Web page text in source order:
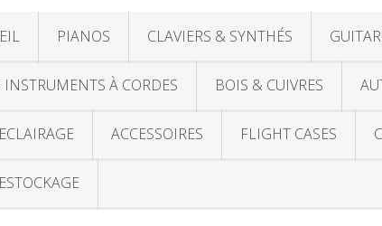
PIANOS CLAVIERS & SYNTHÉS
INSTRUMENTS À CORDES BOIS & CUIVRES
ECLAIRAGE ACCESSOIRES FLIGHT CASES